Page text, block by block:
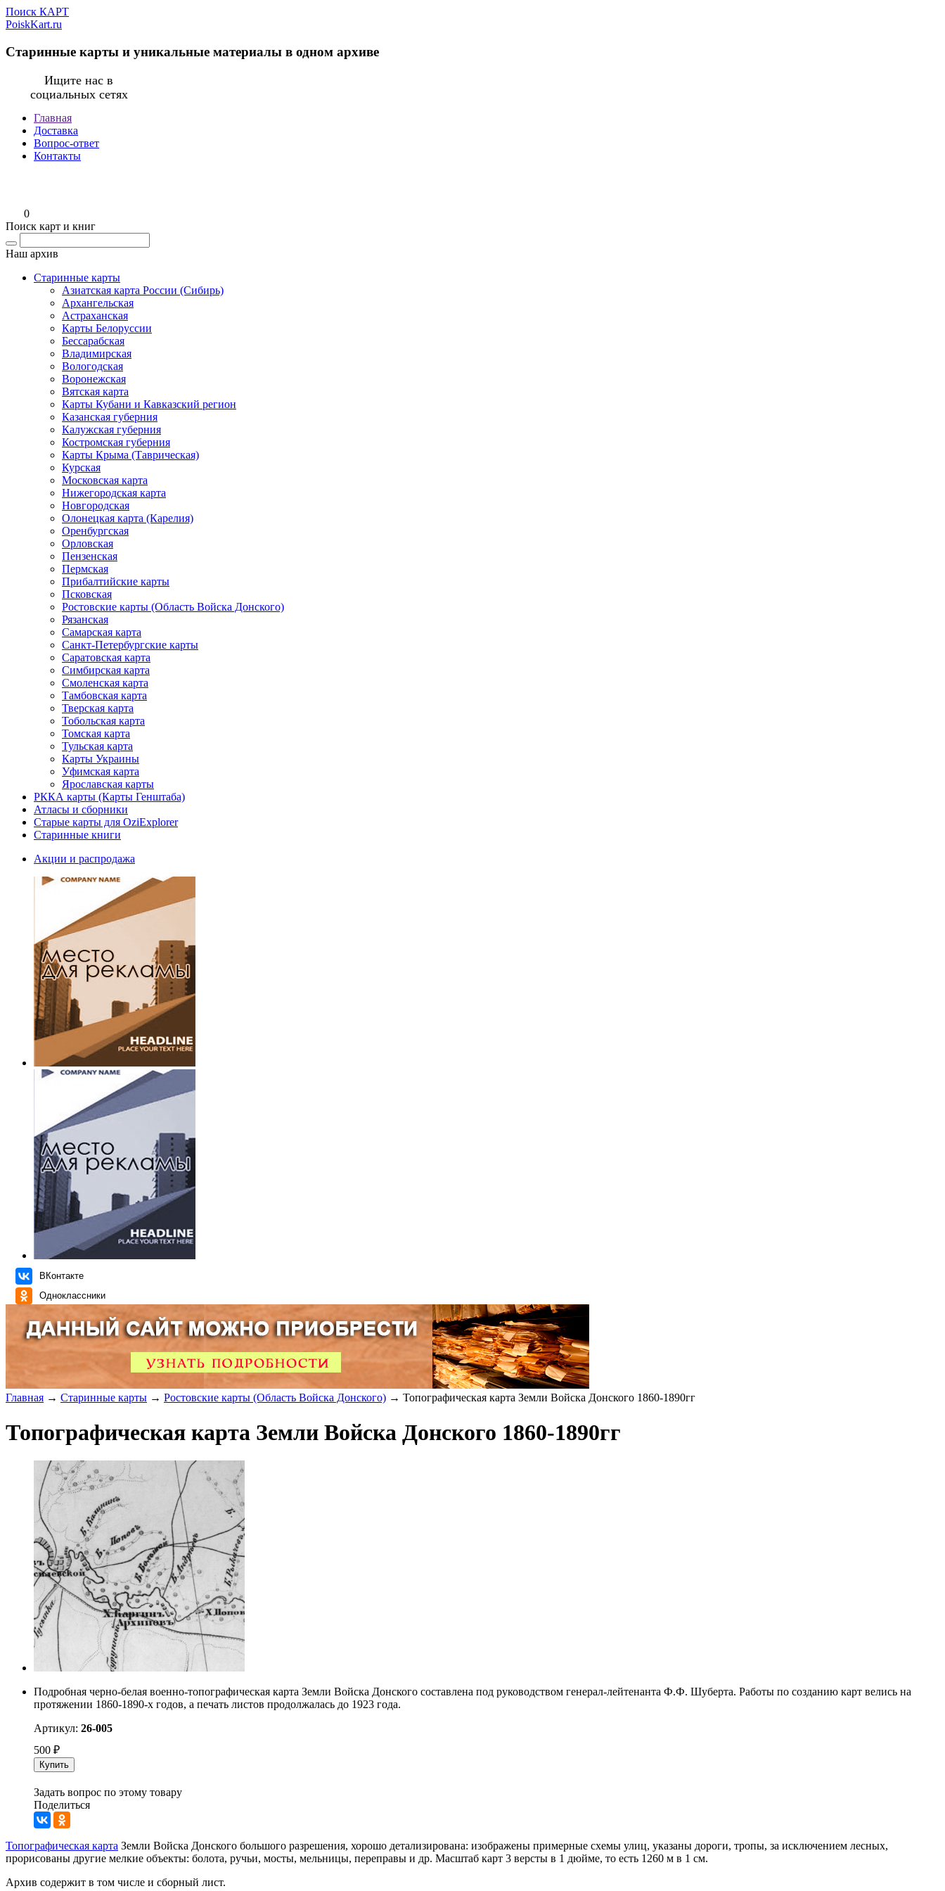
Поиск КАРТ
PoiskKart.ru
Старинные карты и уникальные материалы в одном архиве
Ищите нас в
социальных сетях
Главная
Доставка
Вопрос-ответ
Контакты
0
Поиск карт и книг
Наш архив
Старинные карты
Азиатская карта России (Сибирь)
Архангельская
Астраханская
Карты Белоруссии
Бессарабская
Владимирская
Вологодская
Воронежская
Вятская карта
Карты Кубани и Кавказский регион
Казанская губерния
Калужская губерния
Костромская губерния
Карты Крыма (Таврическая)
Курская
Московская карта
Нижегородская карта
Новгородская
Олонецкая карта (Карелия)
Оренбургская
Орловская
Пензенская
Пермская
Прибалтийские карты
Псковская
Ростовские карты (Область Войска Донского)
Рязанская
Самарская карта
Санкт-Петербургские карты
Саратовская карта
Симбирская карта
Смоленская карта
Тамбовская карта
Тверская карта
Тобольская карта
Томская карта
Тульская карта
Карты Украины
Уфимская карта
Ярославская карты
РККА карты (Карты Генштаба)
Атласы и сборники
Старые карты для OziExplorer
Старинные книги
Акции и распродажа
ВКонтакте
Одноклассники
Главная → Старинные карты → Ростовские карты (Область Войска Донского) → Топографическая карта Земли Войска Донского 1860-1890гг
Топографическая карта Земли Войска Донского 1860-1890гг
Подробная черно-белая военно-топографическая карта Земли Войска Донского составлена под руководством генерал-лейтенанта Ф.Ф. Шуберта. Работы по созданию карт велись на
протяжении 1860-1890-х годов, а печать листов продолжалась до 1923 года.
Артикул: 26-005
500 ₽
Купить
Задать вопрос по этому товару
Поделиться
Топографическая карта Земли Войска Донского большого разрешения, хорошо детализирована: изображены примерные схемы улиц, указаны дороги, тропы, за исключением лесных,
прорисованы другие мелкие объекты: болота, ручьи, мосты, мельницы, переправы и др. Масштаб карт 3 версты в 1 дюйме, то есть 1260 м в 1 см.
Архив содержит в том числе и сборный лист.